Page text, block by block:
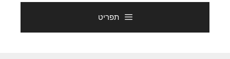
תפריט